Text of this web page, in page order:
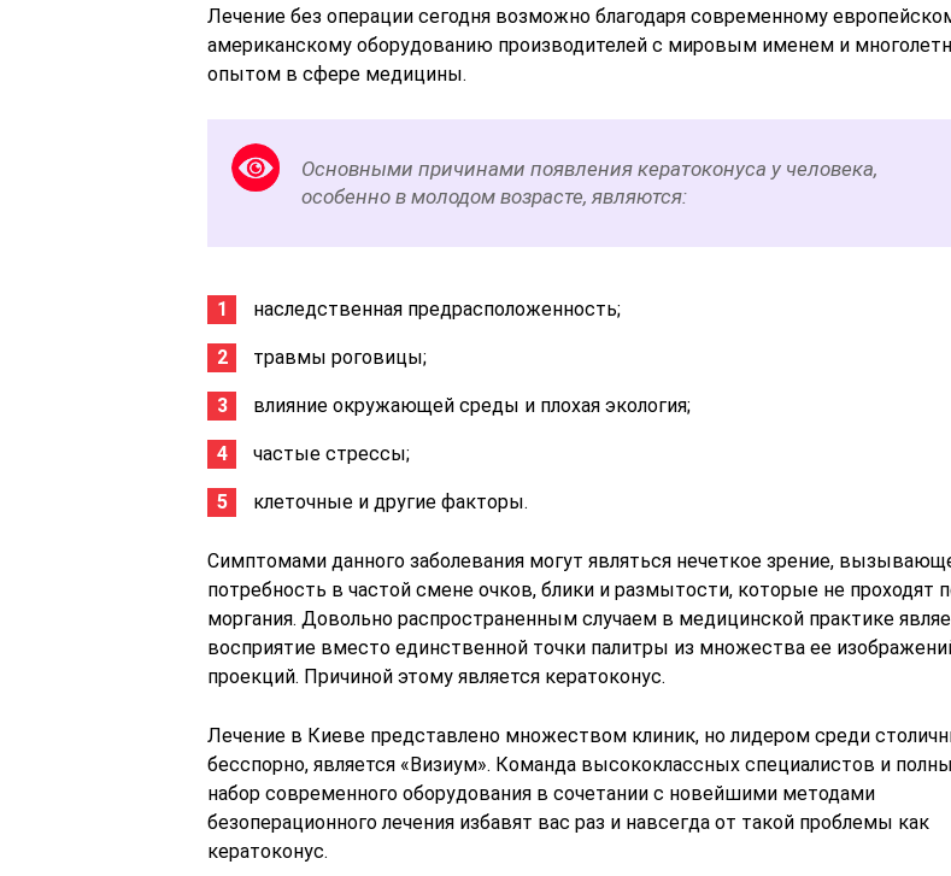
Лечение без операции сегодня возможно благодаря современному
американскому оборудованию производителей с мировым именем и
опытом в сфере медицины.
Основными причинами появления кератоконуса у человека,
особенно в молодом возрасте, являются:
наследственная предрасположенность;
травмы роговицы;
влияние окружающей среды и плохая экология;
частые стрессы;
клеточные и другие факторы.
Симптомами данного заболевания могут являться нечеткое зрение,
потребность в частой смене очков, блики и размытости, которые не проходят
моргания. Довольно распространенным случаем в медицинской практике
восприятие вместо единственной точки палитры из множества ее
проекций. Причиной этому является кератоконус.
Лечение в Киеве представлено множеством клиник, но лидером среди
бесспорно, является «Визиум». Команда высококлассных специалистов и
набор современного оборудования в сочетании с новейшими методами
безоперационного лечения избавят вас раз и навсегда от такой проблемы как
кератоконус.